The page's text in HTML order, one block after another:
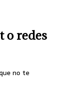
o redes
no te